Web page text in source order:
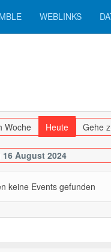
WEBLINKS
Woche Heute Gehe
16 August 2024
keine Events gefunden